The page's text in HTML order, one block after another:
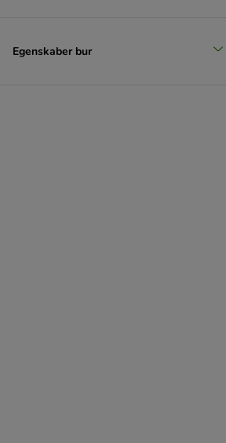
Egenskaber bur